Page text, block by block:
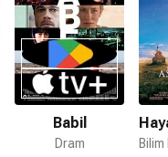
Babil
Dram